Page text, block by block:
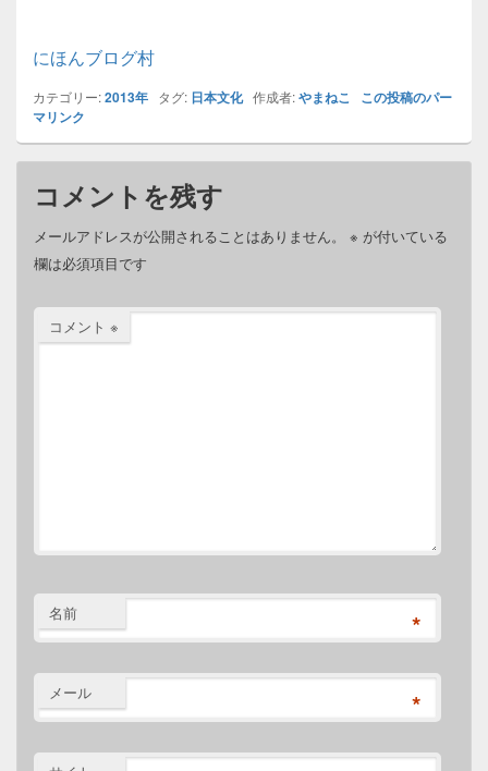
にほんブログ村
カテゴリー:2013年 タグ: 日本文化作成者:やまねこ
この投稿のパー
マリンク
コメントを残す
メールアドレスが公開されることはありません。 ※ が付いている
欄は必須項目です
コメント ※
名前 *
メール *